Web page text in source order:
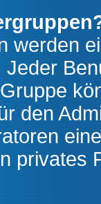
werden
den
privates